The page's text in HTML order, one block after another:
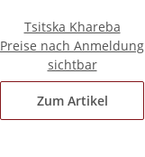
Tsitska Khareba
Preise nach Anmeldung
sichtbar
Zum Artikel